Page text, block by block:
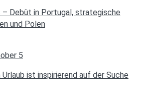
– Debüt in Portugal, strategische
und Polen
ist inspirierend auf der Suche